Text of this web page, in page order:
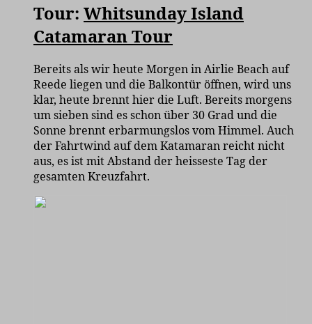
Tour: Whitsunday Island
Catamaran Tour
Bereits als wir heute Morgen in Airlie Beach auf
Reede liegen und die Balkontür öffnen, wird uns
klar, heute brennt hier die Luft. Bereits morgens
um sieben sind es schon über 30 Grad und die
Sonne brennt erbarmungslos vom Himmel. Auch
der Fahrtwind auf dem Katamaran reicht nicht
aus, es ist mit Abstand der heisseste Tag der
gesamten Kreuzfahrt.